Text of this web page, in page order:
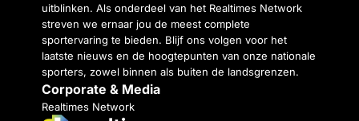
uitblinken. Als onderdeel van het Realtimes Network
streven we ernaar jou de meest complete
sportervaring te bieden. Blijf ons volgen voor het
laatste nieuws en de hoogtepunten van onze nationale
sporters, zowel binnen als buiten de landsgrenzen.
Corporate & Media
Realtimes Network